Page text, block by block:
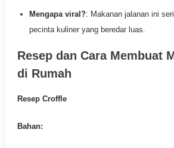
Mengapa viral?: Makanan jalanan ini
pecinta kuliner yang beredar luas.
Resep dan Cara Membuat
di Rumah
Resep Croffle
Bahan: